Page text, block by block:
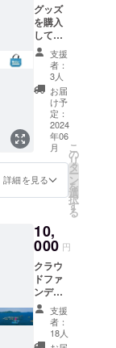
グッズ
を購入
して支
援した
い！そ
んなあ
なたへ
（中海
オープ
ウォー
タース
イム２
０２４
オリジ
ナルス
バッ
グ） お
礼メッ
セージ
＋大会
オリジ
ナルス
イム
バッグ
・商品
支援
者：
3人
お届
け予
定：
2024
年06
月
詳細を見る
こ
の
リ
タ
ー
ン
を
選
択
す
る
10,
000 円
クラウ
ドファ
ンディ
ングス
ポン
サー お
礼メッ
支援
者：
18人